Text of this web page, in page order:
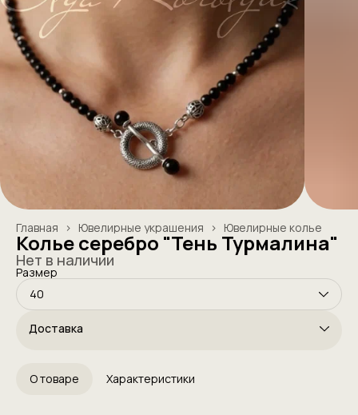
Ювелирные колье
Ювелирные украшения ›
Главная ›
Колье серебро "Тень Турмалина"
Нет в наличии
Размер
40
Доставка
О товаре Характеристики